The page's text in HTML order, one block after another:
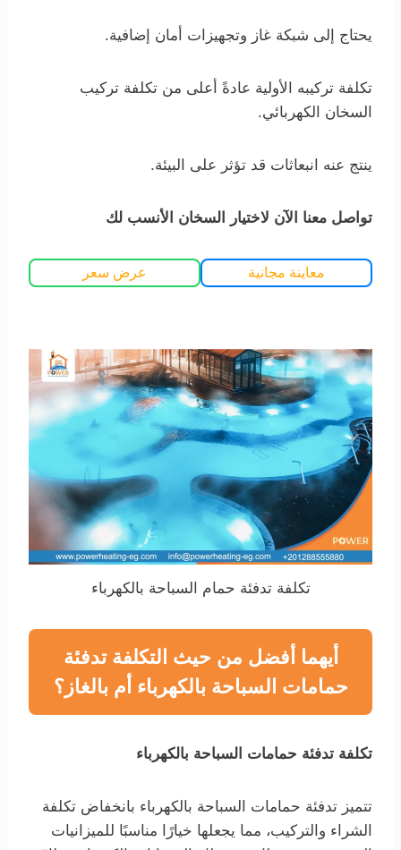
يحتاج إلى شبكة غاز وتجهيزات أمان إضافية.
تكلفة تركيبه الأولية عادةً أعلى من تكلفة تركيب
السخان الكهربائي.
ينتج عنه انبعاثات قد تؤثر على البيئة.
تواصل معنا الآن لاختيار السخان الأنسب لك
معاينة مجانية عرض سعر
تكلفة تدفئة حمام السباحة بالكهرباء
أيهما أفضل من حيث التكلفة تدفئة
حمامات السباحة بالكهرباء أم بالغاز؟
تكلفة تدفئة حمامات السباحة بالكهرباء
تتميز تدفئة حمامات السباحة بالكهرباء بانخفاض تكلفة
الشراء والتركيب، مما يجعلها خيارًا مناسبًا للميزانيات